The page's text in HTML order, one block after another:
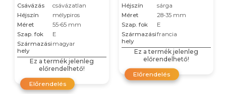
Csávázás
csávázatlan
Héjszín
mélypiros
Méret
55-65 mm
Szap. fok
E
Származási
hely
magyar
Ez a termék jelenleg
előrendelhető!
Előrendelés
Héjszín
sárga
Méret
28-35 mm
Szap. fok
E
Származási
hely
francia
Ez a termék jelenleg
előrendelhető!
Előrendelés